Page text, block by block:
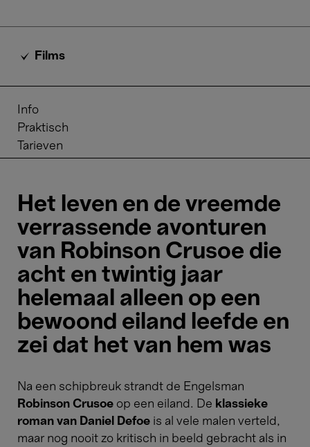
Films
Info
Praktisch
Tarieven
Het leven en de vreemde
verrassende avonturen
van Robinson Crusoe die
acht en twintig jaar
helemaal alleen op een
bewoond eiland leefde en
zei dat het van hem was
Na een schipbreuk strandt de Engelsman
Robinson Crusoe op een eiland. De klassieke
roman van Daniel Defoe is al vele malen verteld,
maar nog nooit zo kritisch in beeld gebracht als in